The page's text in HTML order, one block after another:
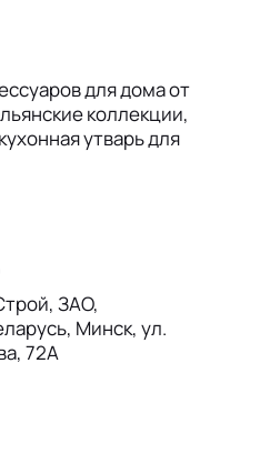
для дома от
коллекции,
утварь для
ЗАО,
Минск, ул.
72А